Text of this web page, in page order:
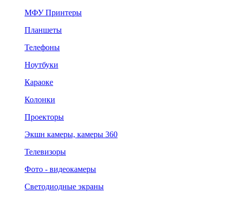
МФУ Принтеры
Планшеты
Телефоны
Ноутбуки
Караоке
Колонки
Проекторы
Экшн камеры, камеры 360
Телевизоры
Фото - видеокамеры
Светодиодные экраны